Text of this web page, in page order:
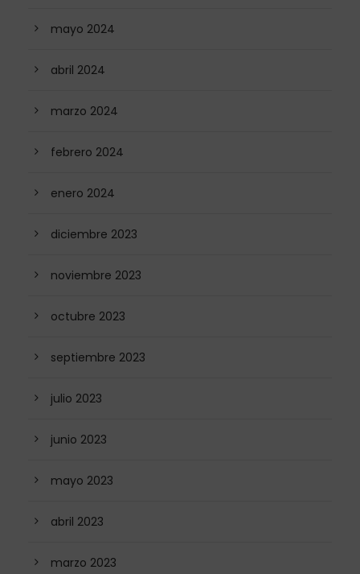
mayo 2024
abril 2024
marzo 2024
febrero 2024
enero 2024
diciembre 2023
noviembre 2023
octubre 2023
septiembre 2023
julio 2023
junio 2023
mayo 2023
abril 2023
marzo 2023